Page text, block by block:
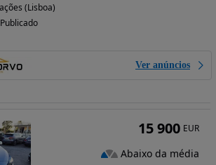
(Lisboa)
Ver anúncios
15 900 EUR
Abaixo da média